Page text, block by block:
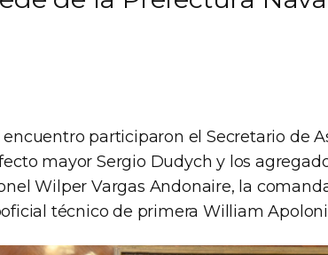
encuentro participaron el Secretario de
mayor Sergio Dudych y los
Wilper Vargas Andonaire, la
técnico de primera William